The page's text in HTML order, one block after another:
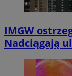
IMGW
Nadciągają